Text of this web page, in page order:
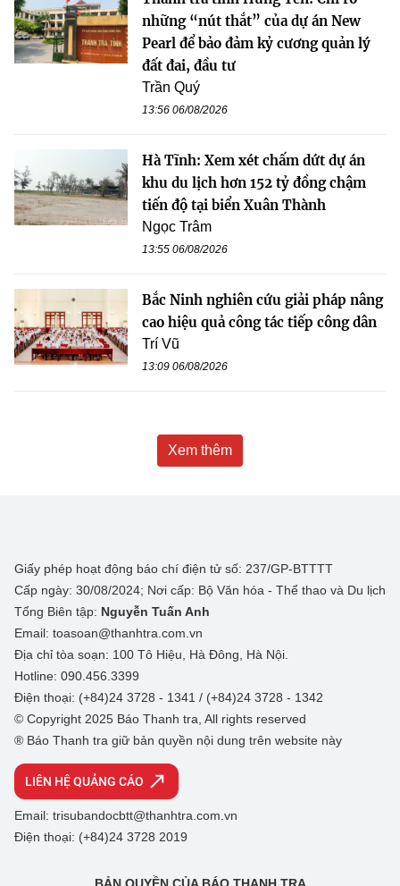
những “nút thắt” của dự án New
Pearl để bảo đảm kỷ cương quản lý
đất đai, đầu tư
Trần Quý
13:56 06/08/2026
Hà Tĩnh: Xem xét chấm dứt dự án
khu du lịch hơn 152 tỷ đồng chậm
tiến độ tại biển Xuân Thành
Ngọc Trâm
13:55 06/08/2026
Bắc Ninh nghiên cứu giải pháp nâng
cao hiệu quả công tác tiếp công dân
Trí Vũ
13:09 06/08/2026
Xem thêm
Giấy phép hoạt động báo chí điện tử số: 237/GP-BTTTT
Cấp ngày: 30/08/2024; Nơi cấp: Bộ Văn hóa - Thể thao và Du lịch
Tổng Biên tập: Nguyễn Tuấn Anh
Email: toasoan@thanhtra.com.vn
Địa chỉ tòa soạn: 100 Tô Hiệu, Hà Đông, Hà Nội.
Hotline: 090.456.3399
Điện thoại: (+84)24 3728 - 1341 / (+84)24 3728 - 1342
© Copyright 2025 Báo Thanh tra, All rights reserved
® Báo Thanh tra giữ bản quyền nội dung trên website này
LIÊN HỆ QUẢNG CÁO
Email: trisubandocbtt@thanhtra.com.vn
Điện thoại: (+84)24 3728 2019